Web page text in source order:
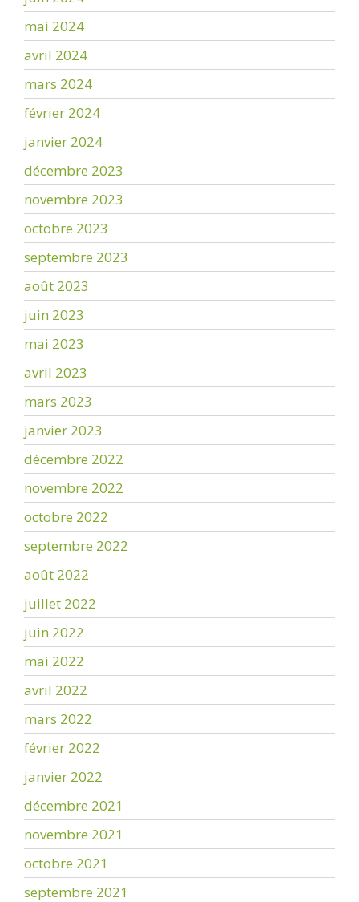
mai 2024
avril 2024
mars 2024
février 2024
janvier 2024
décembre 2023
novembre 2023
octobre 2023
septembre 2023
août 2023
juin 2023
mai 2023
avril 2023
mars 2023
janvier 2023
décembre 2022
novembre 2022
octobre 2022
septembre 2022
août 2022
juillet 2022
juin 2022
mai 2022
avril 2022
mars 2022
février 2022
janvier 2022
décembre 2021
novembre 2021
octobre 2021
septembre 2021